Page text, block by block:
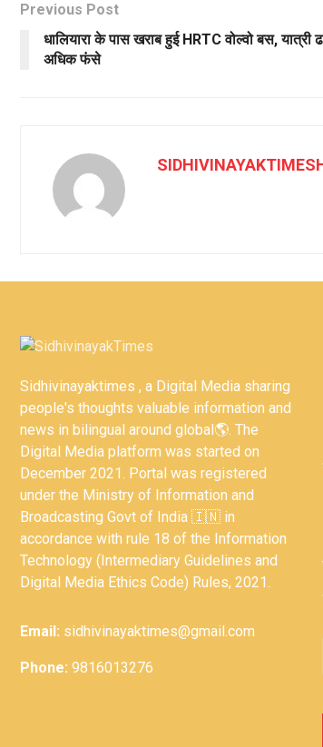
Previous Post
धालियारा के पास खराब हुई HRTC वोल्वो बस, यात्री
अधिक फंसे
Sidhivinayaktimes , a Digital Media sharing
people's thoughts valuable information and
news in bilingual around global🌎. The
Digital Media platform was started on
December 2021. Portal was registered
under the Ministry of Information and
Broadcasting Govt of India 🇮🇳 in
accordance with rule 18 of the Information
Technology (Intermediary Guidelines and
Digital Media Ethics Code) Rules, 2021.
Email: sidhivinayaktimes@gmail.com
Phone: 9816013276